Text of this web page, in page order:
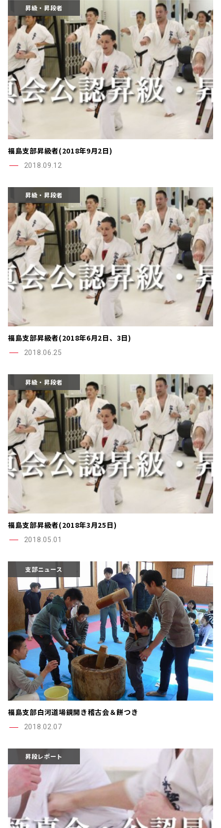
昇級・昇段者
福島支部昇級者(2018年9月2日)
2018.09.12
昇級・昇段者
福島支部昇級者(2018年6月2日、3日)
2018.06.25
昇級・昇段者
福島支部昇級者(2018年3月25日)
2018.05.01
支部ニュース
福島支部白河道場鏡開き稽古会＆餅つき
2018.02.07
昇段レポート